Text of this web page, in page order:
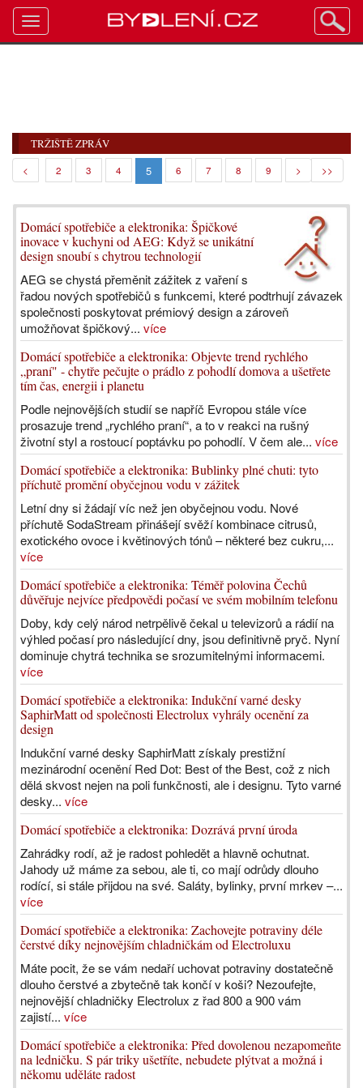
TRŽIŠTĚ ZPRÁV
< 2 3 4 5 6 7 8 9 > >>
Domácí spotřebiče a elektronika: Špičkové
inovace v kuchyni od AEG: Když se unikátní
design snoubí s chytrou technologií
AEG se chystá přeměnit zážitek z vaření s
řadou nových spotřebičů s funkcemi, které podtrhují závazek
společnosti poskytovat prémiový design a zároveň
umožňovat špičkový... více
Domácí spotřebiče a elektronika: Objevte trend rychlého
„praní" - chytře pečujte o prádlo z pohodlí domova a ušetřete
tím čas, energii i planetu
Podle nejnovějších studií se napříč Evropou stále více
prosazuje trend „rychlého praní“, a to v reakci na rušný
životní styl a rostoucí poptávku po pohodlí. V čem ale... více
Domácí spotřebiče a elektronika: Bublinky plné chuti: tyto
příchutě promění obyčejnou vodu v zážitek
Letní dny si žádají víc než jen obyčejnou vodu. Nové
příchutě SodaStream přinášejí svěží kombinace citrusů,
exotického ovoce i květinových tónů – některé bez cukru,...
více
Domácí spotřebiče a elektronika: Téměř polovina Čechů
důvěřuje nejvíce předpovědi počasí ve svém mobilním telefonu
Doby, kdy celý národ netrpělivě čekal u televizorů a rádií na
výhled počasí pro následující dny, jsou definitivně pryč. Nyní
dominuje chytrá technika se srozumitelnými informacemi.
více
Domácí spotřebiče a elektronika: Indukční varné desky
SaphirMatt od společnosti Electrolux vyhrály ocenění za
design
Indukční varné desky SaphirMatt získaly prestižní
mezinárodní ocenění Red Dot: Best of the Best, což z nich
dělá skvost nejen na poli funkčnosti, ale i designu. Tyto varné
desky... více
Domácí spotřebiče a elektronika: Dozrává první úroda
Zahrádky rodí, až je radost pohledět a hlavně ochutnat.
Jahody už máme za sebou, ale ti, co mají odrůdy dlouho
rodící, si stále přijdou na své. Saláty, bylinky, první mrkev –...
více
Domácí spotřebiče a elektronika: Zachovejte potraviny déle
čerstvé díky nejnovějším chladničkám od Electroluxu
Máte pocit, že se vám nedaří uchovat potraviny dostatečně
dlouho čerstvé a zbytečně tak končí v koši? Nezoufejte,
nejnovější chladničky Electrolux z řad 800 a 900 vám
zajistí... více
Domácí spotřebiče a elektronika: Před dovolenou nezapomeňte
na ledničku. S pár triky ušetříte, nebudete plýtvat a možná i
někomu uděláte radost
Toggle
navigation